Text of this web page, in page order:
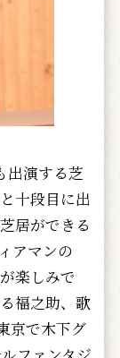
出演する芝
十段目に出
居ができる
アマンの
楽しみで
福之助、歌
京で木下グ